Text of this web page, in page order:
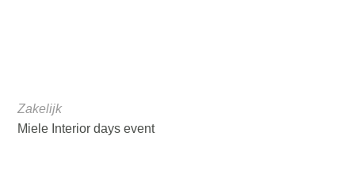
Zakelijk
Miele Interior days event